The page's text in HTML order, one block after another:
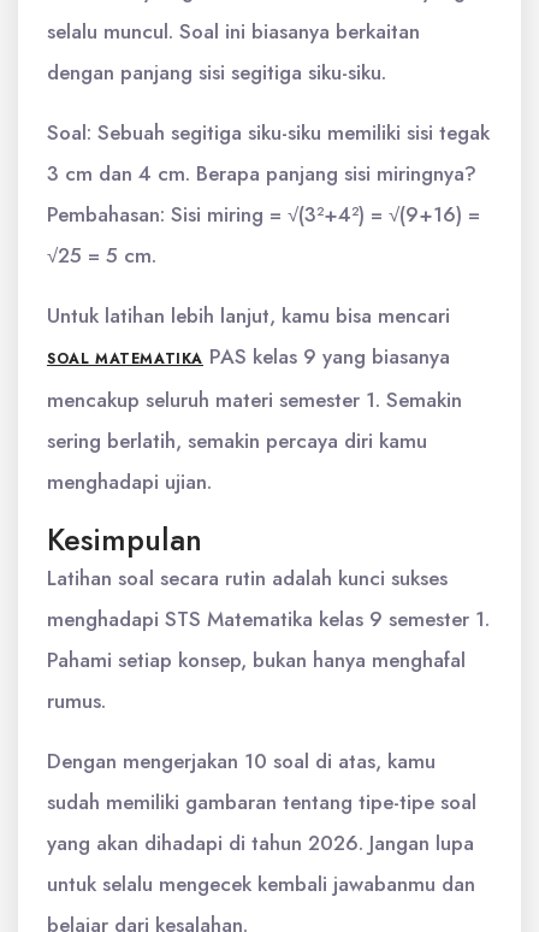
selalu muncul. Soal ini biasanya berkaitan
dengan panjang sisi segitiga siku-siku.
Soal: Sebuah segitiga siku-siku memiliki sisi tegak
3 cm dan 4 cm. Berapa panjang sisi miringnya?
Pembahasan: Sisi miring = √(3²+4²) = √(9+16) =
√25 = 5 cm.
Untuk latihan lebih lanjut, kamu bisa mencari
SOAL MATEMATIKA PAS kelas 9 yang biasanya
mencakup seluruh materi semester 1. Semakin
sering berlatih, semakin percaya diri kamu
menghadapi ujian.
Kesimpulan
Latihan soal secara rutin adalah kunci sukses
menghadapi STS Matematika kelas 9 semester 1.
Pahami setiap konsep, bukan hanya menghafal
rumus.
Dengan mengerjakan 10 soal di atas, kamu
sudah memiliki gambaran tentang tipe-tipe soal
yang akan dihadapi di tahun 2026. Jangan lupa
untuk selalu mengecek kembali jawabanmu dan
belajar dari kesalahan.